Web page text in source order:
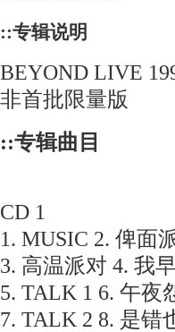
::专辑说明
BEYOND LIVE
非首批限量版
::专辑曲目
CD 1
1. MUSIC 2. 俾面
3. 高温派对 4. 我
5. TALK 1 6. 午夜
7. TALK 2 8. 是错